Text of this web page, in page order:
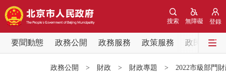
登錄
無障礙
搜索
要聞動態 政務公開 政務服務 政策服務
政民互動
政務公開 > 財政 > 財政專題 > 2022市級部門